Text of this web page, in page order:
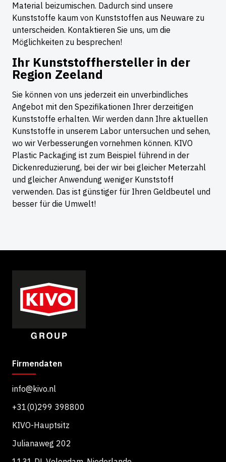
Material beizumischen. Dadurch sind unsere
Kunststoffe kaum von Kunststoffen aus Neuware zu
unterscheiden. Kontaktieren Sie uns, um die
Möglichkeiten zu besprechen!
Ihr Kunststoffhersteller in der
Region Zeeland
Sie können von uns jederzeit ein unverbindliches
Angebot mit den Spezifikationen Ihrer derzeitigen
Kunststoffe erhalten. Wir werden dann Ihre aktuellen
Kunststoffe in unserem Labor untersuchen und sehen,
wo wir Verbesserungen vornehmen können. KIVO
Plastic Packaging ist zum Beispiel führend in der
Dickenreduzierung, bei der wir bei gleicher Meterzahl
und gleicher Anwendung weniger Kunststoff
verwenden. Das ist günstiger für Ihren Geldbeutel und
besser für die Umwelt!
Firmendaten
info@kivo.nl
+31(0)299 398800
KIVO-Hauptsitz
Julianaweg 202